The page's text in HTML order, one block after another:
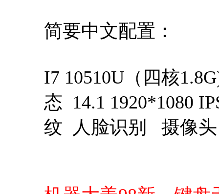
简要中文配置：
I7 10510U（四核
态 14.1 1920*1080
纹 人脸识别 摄像